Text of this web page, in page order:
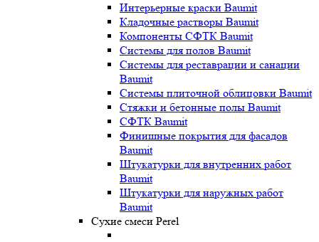
Интерьерные краски Baumit
Кладочные растворы Baumit
Компоненты СФТК Baumit
Системы для полов Baumit
Системы для реставрации и санации
Baumit
Системы плиточной облицовки Baumit
Стяжки и бетонные полы Baumit
СФТК Baumit
Финишные покрытия для фасадов
Baumit
Штукатурки для внутренних работ
Baumit
Штукатурки для наружных работ
Baumit
Сухие смеси Perel